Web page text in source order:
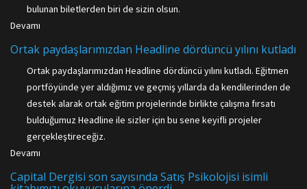
bulunan biletlerden biri de sizin olsun.
Devamı
Ortak paydaşlarımızdan Headline dördüncü yılını kutladı
Ortak paydaşlarımızdan Headline dördüncü yılını kutladı. Eğitmen
portföyünde yer aldığımız ve geçmiş yıllarda da kendilerinden de
destek alarak ortak eğitim projelerinde birlikte çalışma fırsatı
bulduğumuz Headline ile sizler için bu sene keyifli projeler
gerçekleştireceğiz.
Devamı
Capital Dergisi son sayısında Satış Psikolojisi isimli